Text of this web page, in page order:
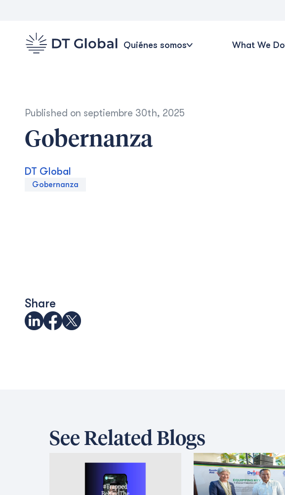
Quiénes somos What We Do
Published on septiembre 30th, 2025
Gobernanza
DT Global
Gobernanza
Share
See Related Blogs